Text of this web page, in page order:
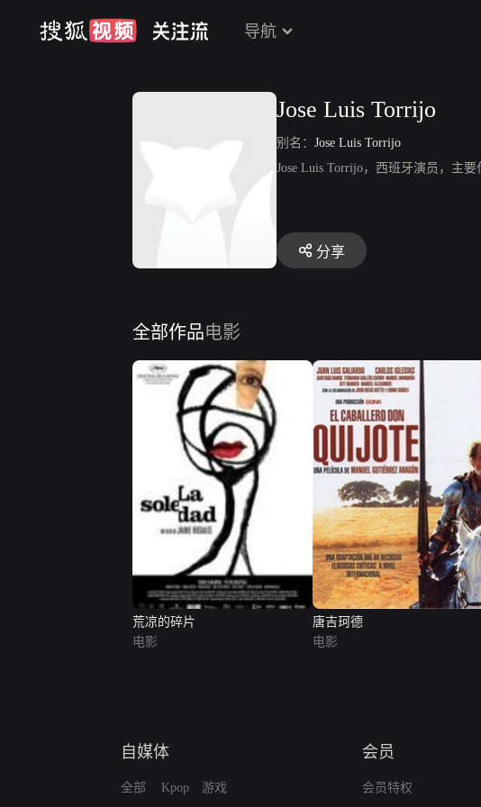
导航
Jose Luis Torrijo
别名： Jose Luis Torrijo
Jose Luis Torrijo，西班牙演员，主
分享
全部作品电影
荒凉的碎片
电影
唐吉珂德
电影
自媒体
全部 Kpop 游戏
会员
会员特权